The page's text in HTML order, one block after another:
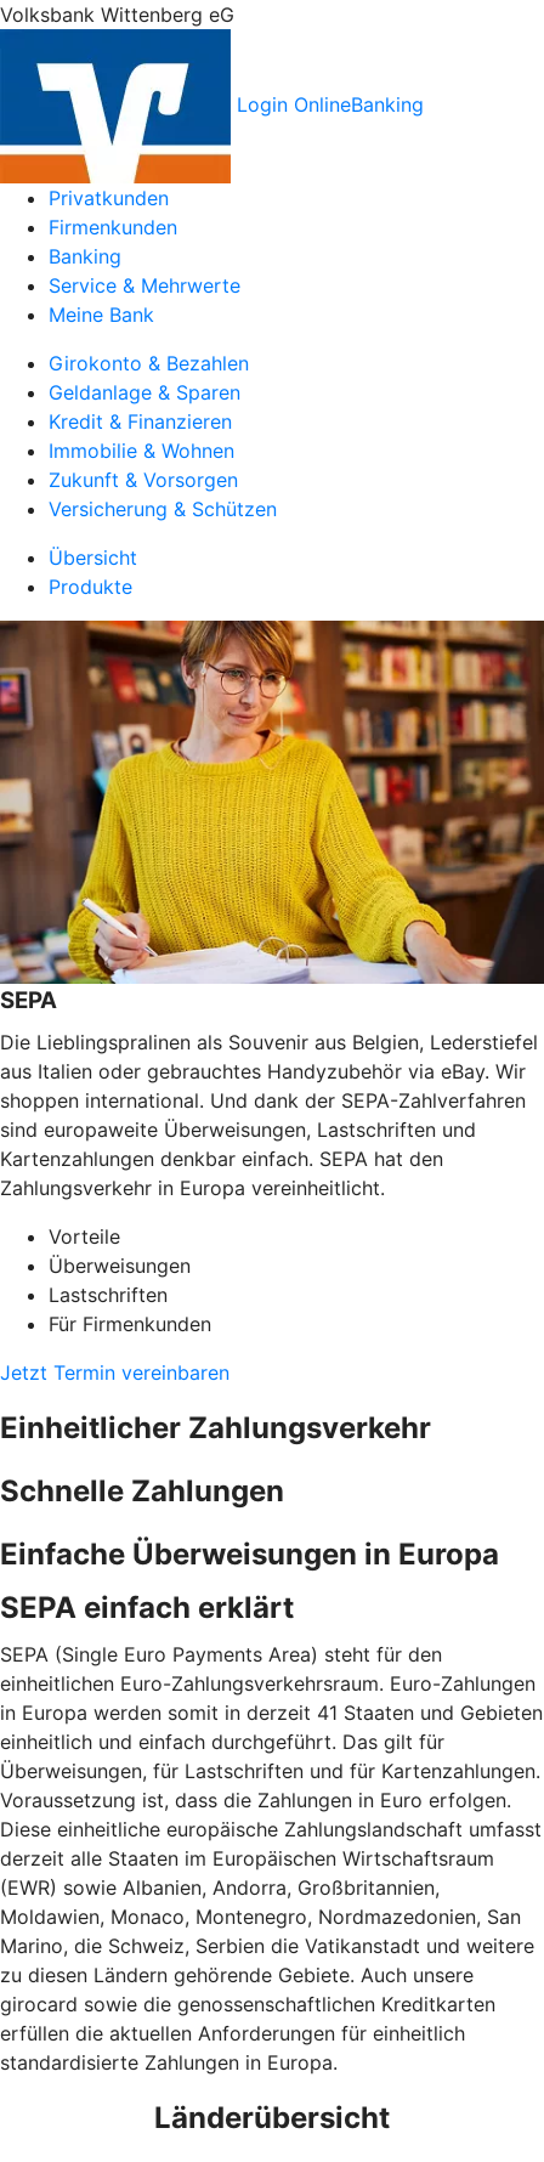
Volksbank Wittenberg eG
Login OnlineBanking
Privatkunden
Firmenkunden
Banking
Service & Mehrwerte
Meine Bank
Girokonto & Bezahlen
Geldanlage & Sparen
Kredit & Finanzieren
Immobilie & Wohnen
Zukunft & Vorsorgen
Versicherung & Schützen
Übersicht
Produkte
SEPA
Die Lieblingspralinen als Souvenir aus Belgien, Lederstiefel
aus Italien oder gebrauchtes Handyzubehör via eBay. Wir
shoppen international. Und dank der SEPA-Zahlverfahren
sind europaweite Überweisungen, Lastschriften und
Kartenzahlungen denkbar einfach. SEPA hat den
Zahlungsverkehr in Europa vereinheitlicht.
Vorteile
Überweisungen
Lastschriften
Für Firmenkunden
Jetzt Termin vereinbaren
Einheitlicher Zahlungsverkehr
Schnelle Zahlungen
Einfache Überweisungen in Europa
SEPA einfach erklärt
SEPA (Single Euro Payments Area) steht für den
einheitlichen Euro-Zahlungsverkehrsraum. Euro-Zahlungen
in Europa werden somit in derzeit 41 Staaten und Gebieten
einheitlich und einfach durchgeführt. Das gilt für
Überweisungen, für Lastschriften und für Kartenzahlungen.
Voraussetzung ist, dass die Zahlungen in Euro erfolgen.
Diese einheitliche europäische Zahlungslandschaft umfasst
derzeit alle Staaten im Europäischen Wirtschaftsraum
(EWR) sowie Albanien, Andorra, Großbritannien,
Moldawien, Monaco, Montenegro, Nordmazedonien, San
Marino, die Schweiz, Serbien die Vatikanstadt und weitere
zu diesen Ländern gehörende Gebiete. Auch unsere
girocard sowie die genossenschaftlichen Kreditkarten
erfüllen die aktuellen Anforderungen für einheitlich
standardisierte Zahlungen in Europa.
Länderübersicht